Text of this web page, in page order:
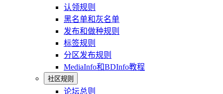
认领规则
黑名单和灰名单
发布和做种规则
标签规则
分区发布规则
MediaInfo和BDInfo教程
社区规则
论坛总则